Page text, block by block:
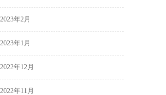
2023年2月
2023年1月
2022年12月
2022年11月